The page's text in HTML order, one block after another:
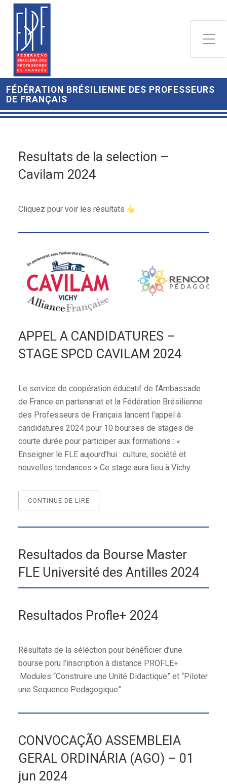
FÉDÉRATION BRÉSILIENNE DES PROFESSEURS
DE FRANÇAIS
Resultats de la selection –
Cavilam 2024
Cliquez pour voir les résultats
APPEL A CANDIDATURES –
STAGE SPCD CAVILAM 2024
Le service de coopération éducatif de l’Ambassade
de France en partenariat et la Fédération Brésilienne
des Professeurs de Français lancent l’appel à
candidatures 2024 pour 10 bourses de stages de
courte durée pour participer aux formations : «
Enseigner le FLE aujourd’hui : culture, société et
nouvelles tendances » Ce stage aura lieu à Vichy
CONTINUE DE LIRE
A
SPCD
2024”
Resultados da Bourse Master
FLE Université des Antilles 2024
Resultados Profle+ 2024
Résultats de la séléction pour bénéficier d’une
bourse poru l’inscription à distance PROFLE+
:Modules “Construire une Unité Didactique” et “Piloter
une Sequence Pedagogique”.
CONVOCAÇÃO ASSEMBLEIA
GERAL ORDINÁRIA (AGO) – 01
jun 2024